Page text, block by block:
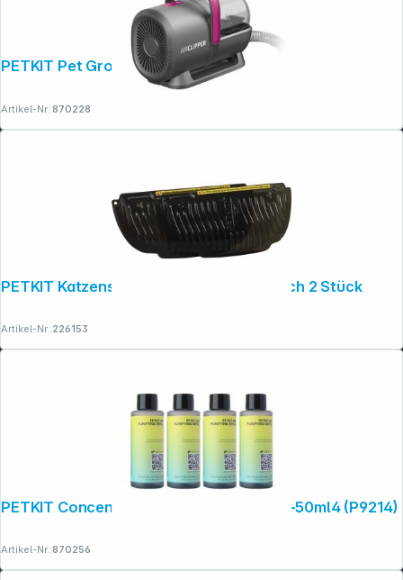
PETKIT Pet Grooming Vacuum Kit (LM4)
Artikel-Nr.:870228
PETKIT Katzenstreu Entferner Magnetisch 2 Stück
Artikel-Nr.:226153
PETKIT Concentrated Air Purifying Refill-50ml4 (P9214)
Artikel-Nr.:870256
Copyright © 2001 - 2026 dexxIT. Alle Rechte vorbehalten.